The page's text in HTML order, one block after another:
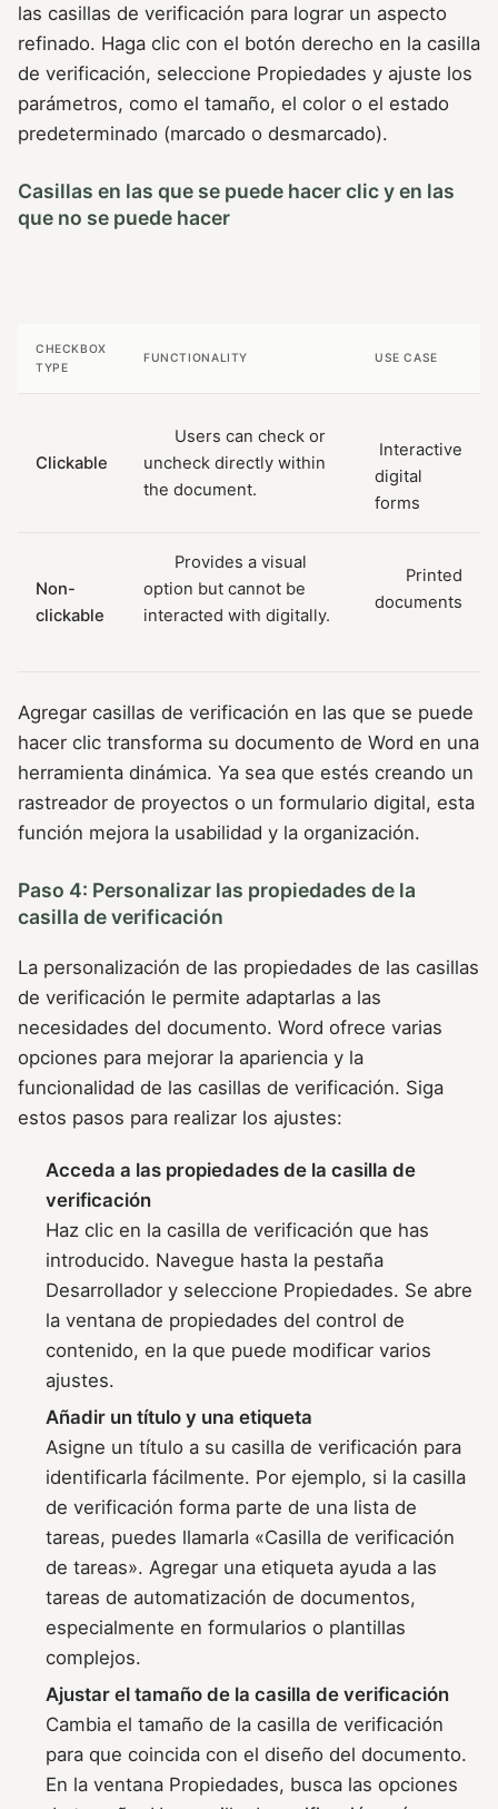
las casillas de verificación para lograr un aspecto
refinado. Haga clic con el botón derecho en la casilla
de verificación, seleccione Propiedades y ajuste los
parámetros, como el tamaño, el color o el estado
predeterminado (marcado o desmarcado).
Casillas en las que se puede hacer clic y en las
que no se puede hacer
CHECKBOX
TYPE
FUNCTIONALITY USE CASE
Clickable
Users can check or
uncheck directly within
the document.
Interactive
digital
forms
Non-
clickable
Provides a visual
option but cannot be
interacted with digitally.
Printed
documents
Agregar casillas de verificación en las que se puede
hacer clic transforma su documento de Word en una
herramienta dinámica. Ya sea que estés creando un
rastreador de proyectos o un formulario digital, esta
función mejora la usabilidad y la organización.
Paso 4: Personalizar las propiedades de la
casilla de verificación
La personalización de las propiedades de las casillas
de verificación le permite adaptarlas a las
necesidades del documento. Word ofrece varias
opciones para mejorar la apariencia y la
funcionalidad de las casillas de verificación. Siga
estos pasos para realizar los ajustes:
Acceda a las propiedades de la casilla de
verificación
Haz clic en la casilla de verificación que has
introducido. Navegue hasta la pestaña
Desarrollador y seleccione Propiedades. Se abre
la ventana de propiedades del control de
contenido, en la que puede modificar varios
ajustes.
Añadir un título y una etiqueta
Asigne un título a su casilla de verificación para
identificarla fácilmente. Por ejemplo, si la casilla
de verificación forma parte de una lista de
tareas, puedes llamarla «Casilla de verificación
de tareas». Agregar una etiqueta ayuda a las
tareas de automatización de documentos,
especialmente en formularios o plantillas
complejos.
Ajustar el tamaño de la casilla de verificación
Cambia el tamaño de la casilla de verificación
para que coincida con el diseño del documento.
En la ventana Propiedades, busca las opciones